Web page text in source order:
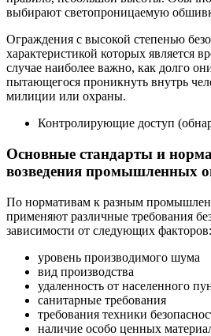
выбирают светопроницаемую
Ограждения с высокой степенью
характеристикой которых является
случае наиболее важно, как долго
пытающегося проникнуть внутрь
милиции или охраны.
Контролирующие доступ
Основные стандарты и
возведения промышленных
По нормативам к разным
применяют различные требования
зависимости от следующих факторов:
уровень производимого шума
вид производства
удаленность от населенного
санитарные требования
требования техники
наличие особо ценных